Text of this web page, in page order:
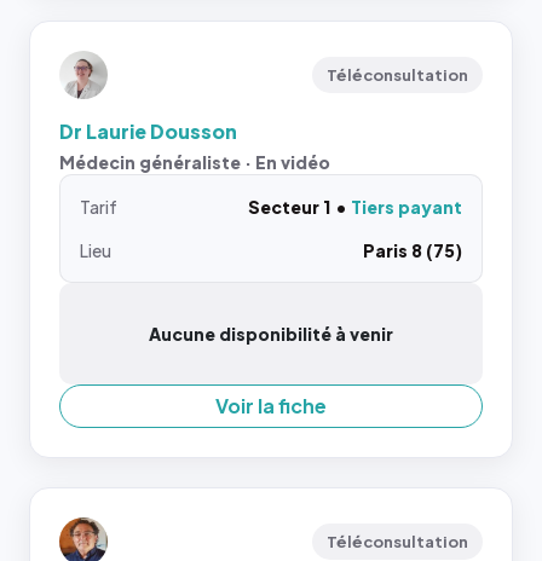
Téléconsultation
Dr Laurie Dousson
Médecin généraliste · En vidéo
Tarif Secteur 1
Tiers payant
Lieu
Paris 8 (75)
Aucune disponibilité à venir
Voir la fiche
Téléconsultation